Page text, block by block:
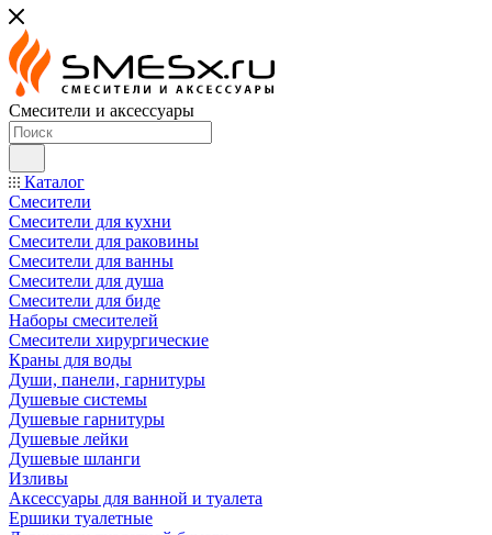
Смесители и аксессуары
Каталог
Смесители
Смесители для кухни
Смесители для раковины
Смесители для ванны
Смесители для душа
Смесители для биде
Наборы смесителей
Смесители хирургические
Краны для воды
Души, панели, гарнитуры
Душевые системы
Душевые гарнитуры
Душевые лейки
Душевые шланги
Изливы
Аксессуары для ванной и туалета
Ершики туалетные